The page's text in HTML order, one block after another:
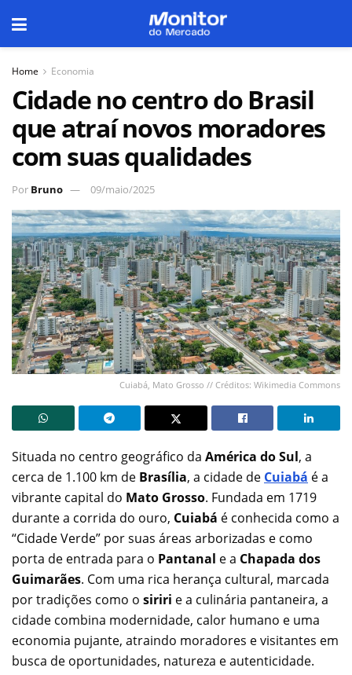
Home Economia
Cidade no centro do Brasil
que atraí novos moradores
com suas qualidades
Por Bruno 09/maio/2025
Cuiabá, Mato Grosso // Créditos: Wikimedia Commons
Situada no centro geográfico da América do Sul, a
cerca de 1.100 km de Brasília, a cidade de Cuiabá é a
vibrante capital do Mato Grosso. Fundada em 1719
durante a corrida do ouro, Cuiabá é conhecida como a
“Cidade Verde” por suas áreas arborizadas e como
porta de entrada para o Pantanal e a Chapada dos
Guimarães. Com uma rica herança cultural, marcada
por tradições como o siriri e a culinária pantaneira, a
cidade combina modernidade, calor humano e uma
economia pujante, atraindo moradores e visitantes em
busca de oportunidades, natureza e autenticidade.